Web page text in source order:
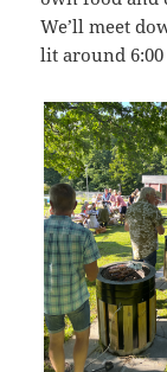
We’ll meet
lit around 6:00